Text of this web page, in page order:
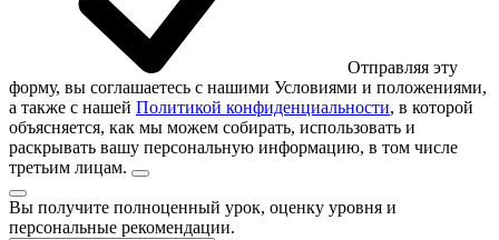
Отправляя эту
форму, вы соглашаетесь с нашими Условиями и положениями,
а также с нашей Политикой конфиденциальности, в которой
объясняется, как мы можем собирать, использовать и
раскрывать вашу персональную информацию, в том числе
третьим лицам.
Вы получите полноценный урок, оценку уровня и
персональные рекомендации.